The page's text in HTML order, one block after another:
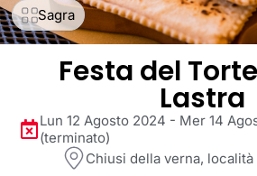
Sagra
Festa del
Lastra
Lun 12 Agosto 2024 - Mer 14
(terminato)
Chiusi della verna, località